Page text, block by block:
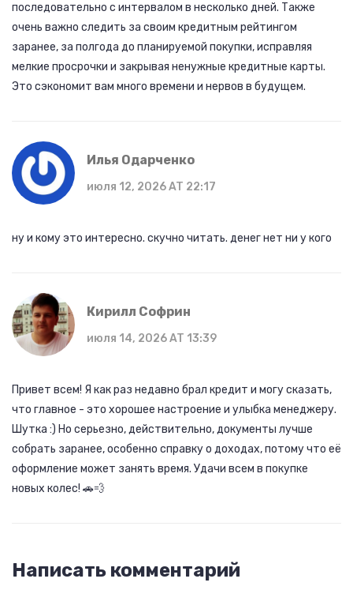
последовательно с интервалом в несколько дней. Также
очень важно следить за своим кредитным рейтингом
заранее, за полгода до планируемой покупки, исправляя
мелкие просрочки и закрывая ненужные кредитные карты.
Это сэкономит вам много времени и нервов в будущем.
Илья Одарченко
июля 12, 2026 AT 22:17
ну и кому это интересно. скучно читать. денег нет ни у кого
Кирилл Софрин
июля 14, 2026 AT 13:39
Привет всем! Я как раз недавно брал кредит и могу сказать,
что главное - это хорошее настроение и улыбка менеджеру.
Шутка :) Но серьезно, действительно, документы лучше
собрать заранее, особенно справку о доходах, потому что её
оформление может занять время. Удачи всем в покупке
новых колес! 🚗💨
Написать комментарий